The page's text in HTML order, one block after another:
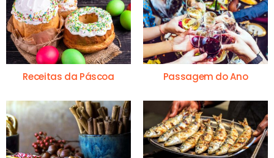
Receitas da Páscoa Passagem do Ano